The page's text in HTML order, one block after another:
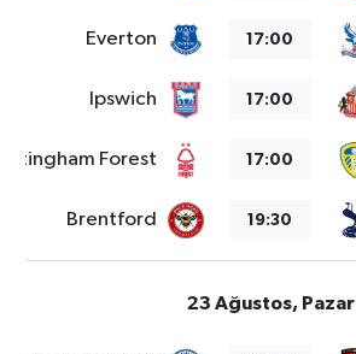
Everton 17:00
Ipswich 17:00
Forest 17:00
Brentford 19:30
23 Ağustos, Pazar